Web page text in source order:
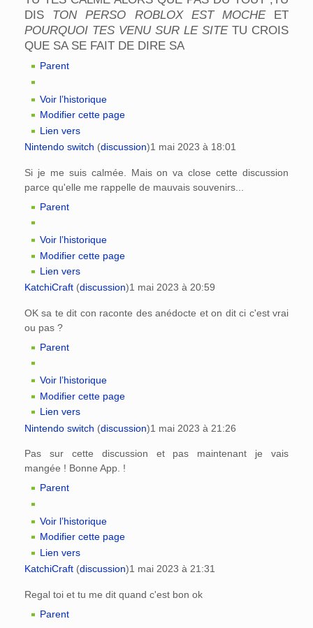
DIS TON PERSO ROBLOX EST MOCHEET
POURQUOI TES VENU SUR LE SITETU CROIS
QUE SA SE FAIT DE DIRE SA
Parent
Voir l’historique
Modifier cette page
Lien vers
Nintendo switch (discussion)1 mai 2023 à 18:01
Si je me suis calmée. Mais on va close cette discussion
parce qu'elle me rappelle de mauvais souvenirs...
Parent
Voir l’historique
Modifier cette page
Lien vers
KatchiCraft (discussion)1 mai 2023 à 20:59
OK sa te dit con raconte des anédocte et on dit ci c'est vrai
ou pas ?
Parent
Voir l’historique
Modifier cette page
Lien vers
Nintendo switch (discussion)1 mai 2023 à 21:26
Pas sur cette discussion et pas maintenant je vais
mangée ! Bonne App. !
Parent
Voir l’historique
Modifier cette page
Lien vers
KatchiCraft (discussion)1 mai 2023 à 21:31
Regal toi et tu me dit quand c'est bon ok
Parent